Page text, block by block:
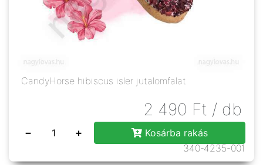
CandyHorse hibiscus isler jutalomfalat
2 490 Ft / db
− +
Kosárba rakás
340-4235-001